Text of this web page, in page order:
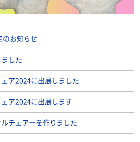
のお知らせ
した
ア2024に出展しました
ア2024に出展します
チェアーを作りました